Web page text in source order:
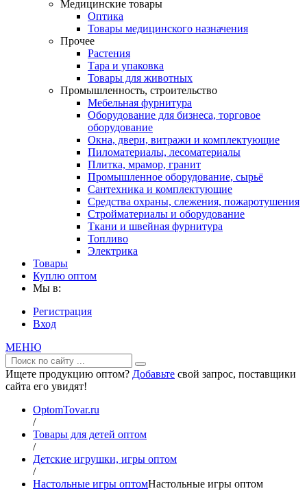
Медицинские товары
Оптика
Товары медицинского назначения
Прочее
Растения
Тара и упаковка
Товары для животных
Промышленность, строительство
Мебельная фурнитура
Оборудование для бизнеса, торговое
оборудование
Окна, двери, витражи и комплектующие
Пиломатериалы, лесоматериалы
Плитка, мрамор, гранит
Промышленное оборудование, сырьё
Сантехника и комплектующие
Средства охраны, слежения, пожаротушения
Стройматериалы и оборудование
Ткани и швейная фурнитура
Топливо
Электрика
Товары
Куплю оптом
Мы в:
Регистрация
Вход
МЕНЮ
Ищете продукцию оптом? Добавьте свой запрос, поставщики
сайта его увидят!
OptomTovar.ru
/
Товары для детей оптом
/
Детские игрушки, игры оптом
/
Настольные игры оптомНастольные игры оптом